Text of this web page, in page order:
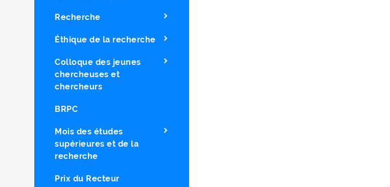
Recherche
Éthique de la recherche
Colloque des jeunes
chercheuses et
chercheurs
BRPC
Mois des études
supérieures et de la
recherche
Prix du Recteur